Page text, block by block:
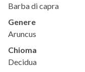
Barba di capra
Genere
Aruncus
Chioma
Decidua